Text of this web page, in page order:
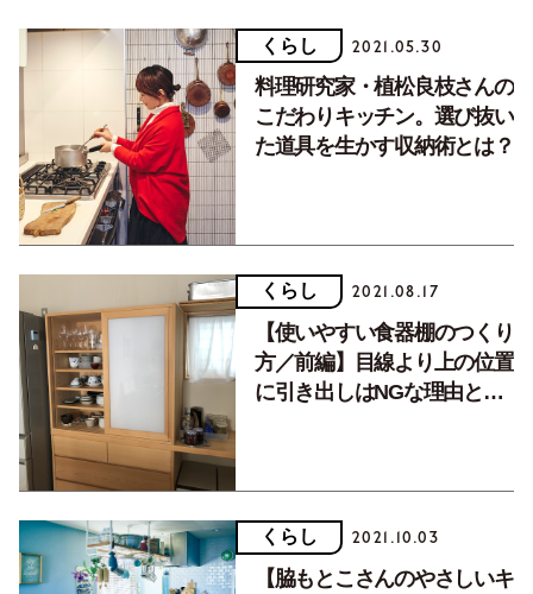
くらし 2021.05.30
料理研究家・植松良枝さんの
こだわりキッチン。選び抜い
た道具を生かす収納術とは？
くらし 2021.08.17
【使いやすい食器棚のつくり
方／前編】目線より上の位置
に引き出しはNGな理由と
くらし 2021.10.03
【脇もとこさんのやさしいキ